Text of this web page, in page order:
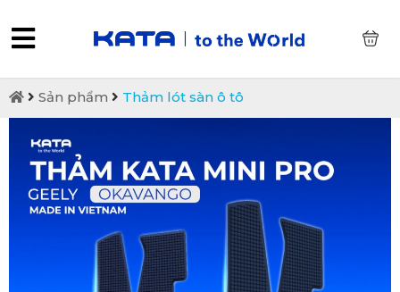
Sản phẩm Thảm lót sàn ô tô